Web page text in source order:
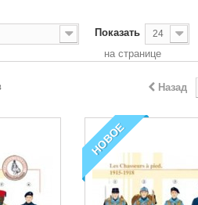
Показать 24
на странице
Назад
НОВОЕ